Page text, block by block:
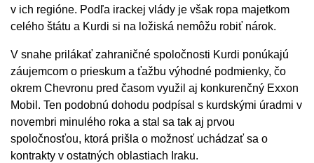
v ich regióne. Podľa irackej vlády je však ropa majetkom
celého štátu a Kurdi si na ložiská nemôžu robiť nárok.
V snahe prilákať zahraničné spoločnosti Kurdi ponúkajú
záujemcom o prieskum a ťažbu výhodné podmienky, čo
okrem Chevronu pred časom využil aj konkurenčný Exxon
Mobil. Ten podobnú dohodu podpísal s kurdskými úradmi v
novembri minulého roka a stal sa tak aj prvou
spoločnosťou, ktorá prišla o možnosť uchádzať sa o
kontrakty v ostatných oblastiach Iraku.